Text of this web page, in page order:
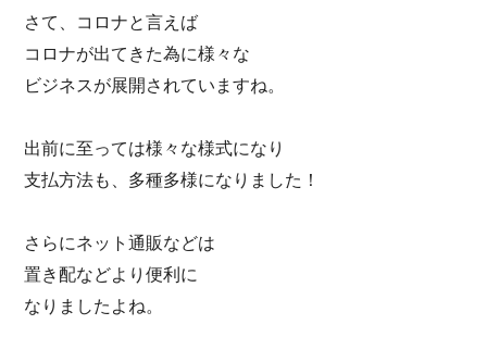
さて、コロナと言えば
コロナが出てきた為に様々な
ビジネスが展開されていますね。
出前に至っては様々な様式になり
支払方法も、多種多様になりました！
さらにネット通販などは
置き配などより便利に
なりましたよね。